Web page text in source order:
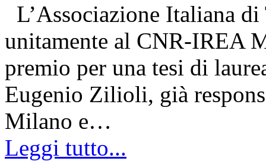
L’Associazione Italiana
unitamente al CNR-IREA
premio per una tesi di
Eugenio Zilioli, già
Milano e…
Leggi tutto...